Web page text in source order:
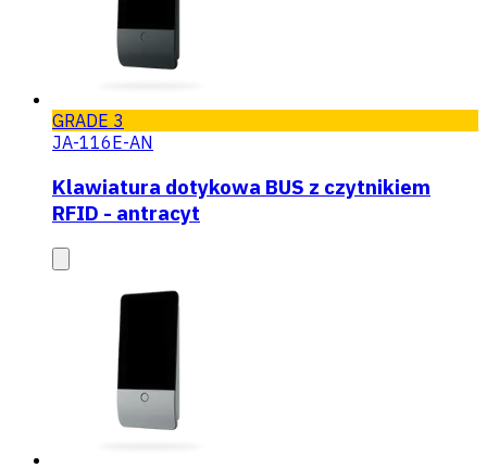
GRADE 3
JA-116E-AN
Klawiatura dotykowa BUS z czytnikiem
RFID - antracyt